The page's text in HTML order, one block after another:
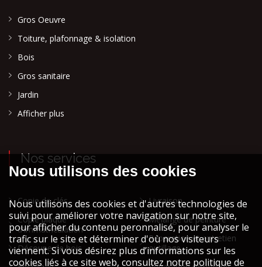
Gros Oeuvre
Toiture, plafonnage & isolation
Bois
Gros sanitaire
Jardin
Afficher plus
Nos services
Copie de clés
Copie plaque
d'immatriculation
Découpe de bois
Livraison
Mélange de peinture
Réparation et entretien
outillage